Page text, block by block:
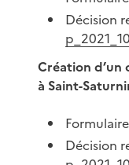
Décision
Création d’un
à Saint-
Formulaire
Décision